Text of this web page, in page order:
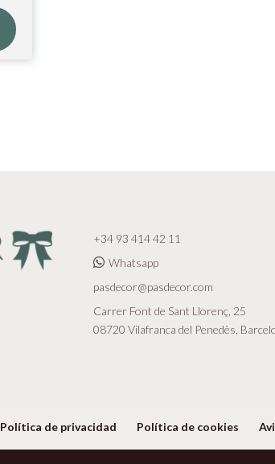
+34 93 414 42 11
Whatsapp
pasdecor@pasdecor.com
Carrer Font de Sant Llorenç, 25
08720 Vilafranca del Penedès,
Política de privacidad Política de cookies